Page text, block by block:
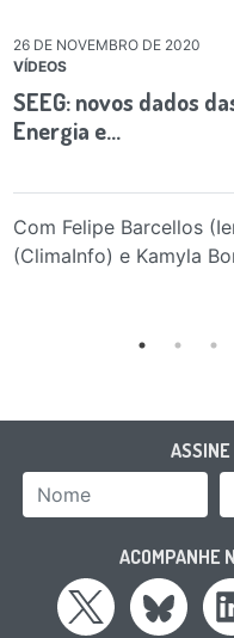
26 DE NOVEMBRO DE 2020
VÍDEOS
SEEG: novos dados
Energia e…
Com Felipe Barcellos
(ClimaInfo) e Kamyla
ASSINE
ACOMPANHE